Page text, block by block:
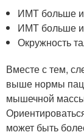
ИМТ больше
ИМТ больше
Окружность
Вместе с тем,
выше нормы
мышечной
может быть